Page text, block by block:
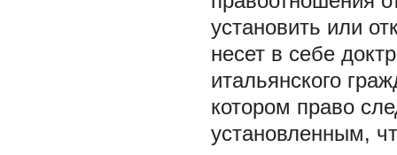
установить или
несет в себе
итальянского
котором право
установленным,